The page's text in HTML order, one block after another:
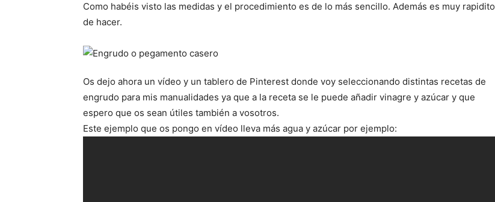
Como habéis visto las medidas y el procedimiento es de lo más sencillo. Además es muy rapidito
de hacer.
Os dejo ahora un vídeo y un tablero de Pinterest donde voy seleccionando distintas recetas de
engrudo para mis manualidades ya que a la receta se le puede añadir vinagre y azúcar y que
espero que os sean útiles también a vosotros.
Este ejemplo que os pongo en vídeo lleva más agua y azúcar por ejemplo: